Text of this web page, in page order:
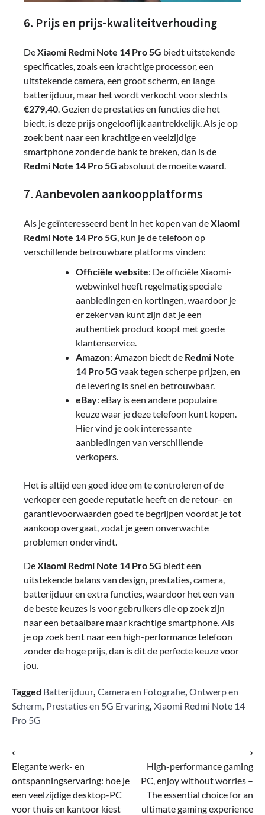
6. Prijs en prijs-kwaliteitverhouding
DeXiaomi Redmi Note 14 Pro 5G biedt uitstekende
specificaties, zoals een krachtige processor, een
uitstekende camera, een groot scherm, en lange
batterijduur, maar het wordt verkocht voor slechts
€279,40. Gezien de prestaties en functies die het
biedt, is deze prijs ongelooflijk aantrekkelijk. Als je op
zoek bent naar een krachtige en veelzijdige
smartphone zonder de bank te breken, dan is de
Redmi Note 14 Pro 5G absoluut de moeite waard.
7. Aanbevolen aankoopplatforms
Als je geïnteresseerd bent in het kopen van deXiaomi
Redmi Note 14 Pro 5G , kun je de telefoon op
verschillende betrouwbare platforms vinden:
Officiële website: De officiële Xiaomi-
webwinkel heeft regelmatig speciale
aanbiedingen en kortingen, waardoor je
er zeker van kunt zijn dat je een
authentiek product koopt met goede
klantenservice.
Amazon: Amazon biedt de Redmi Note
14 Pro 5G vaak tegen scherpe prijzen, en
de levering is snel en betrouwbaar.
eBay: eBay is een andere populaire
keuze waar je deze telefoon kunt kopen.
Hier vind je ook interessante
aanbiedingen van verschillende
verkopers.
Het is altijd een goed idee om te controleren of de
verkoper een goede reputatie heeft en de retour- en
garantievoorwaarden goed te begrijpen voordat je tot
aankoop overgaat, zodat je geen onverwachte
problemen ondervindt.
DeXiaomi Redmi Note 14 Pro 5G biedt een
uitstekende balans van design, prestaties, camera,
batterijduur en extra functies, waardoor het een van
de beste keuzes is voor gebruikers die op zoek zijn
naar een betaalbare maar krachtige smartphone. Als
je op zoek bent naar een high-performance telefoon
zonder de hoge prijs, dan is dit de perfecte keuze voor
jou.
Tagged Batterijduur Camera en Fotografie Ontwerp en
Scherm Prestaties en 5G Ervaring Xiaomi Redmi Note 14
Pro 5G
Bericht
navigatie
⟵
Elegante werk- en
ontspanningservaring: hoe je
een veelzijdige desktop-PC
voor thuis en kantoor kiest
High-performance gaming
PC, enjoy without worries –
The essential choice for an
ultimate gaming experience
⟶